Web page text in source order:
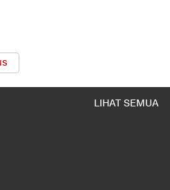
LIHAT SEMUA